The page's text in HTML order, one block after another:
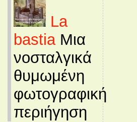
La
bastiaΜια
νοσταλγικά
θυμωμένη
φωτογραφική
περιήγηση